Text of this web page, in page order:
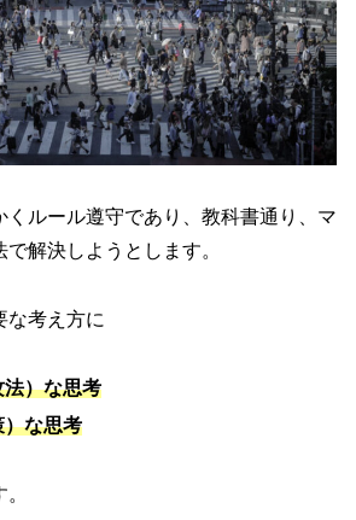
くルール遵守であり、教科書通り、マ
解決しようとします。
な考え方に
）な思考
）な思考